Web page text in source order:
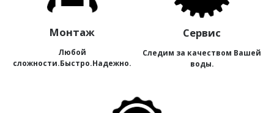
Монтаж
Любой
сложности.Быстро.Надежно.
Сервис
Следим за качеством Вашей
воды.